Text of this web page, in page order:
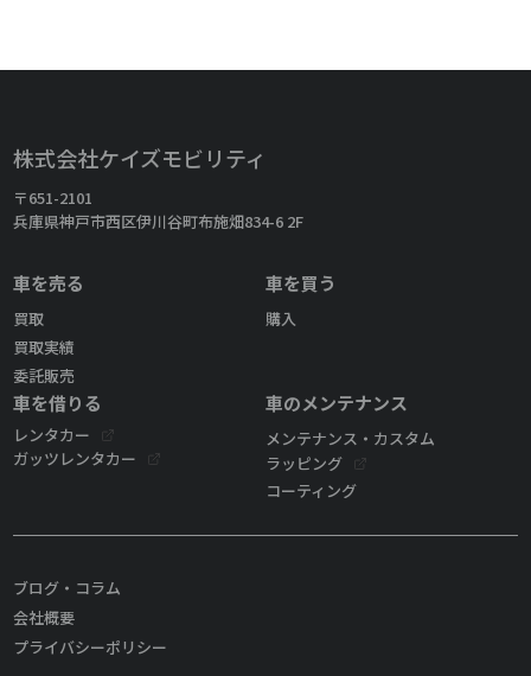
株式会社ケイズモビリティ
〒651-2101
兵庫県神戸市西区伊川谷町布施畑834-6 2F
車を売る
買取
買取実績
委託販売
車を買う
購入
車を借りる
レンタカー
ガッツレンタカー
車のメンテナンス
メンテナンス・カスタム
ラッピング
コーティング
ブログ・コラム
会社概要
プライバシーポリシー